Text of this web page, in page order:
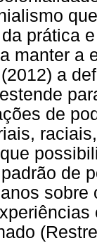
prática
manter a
a
de
de